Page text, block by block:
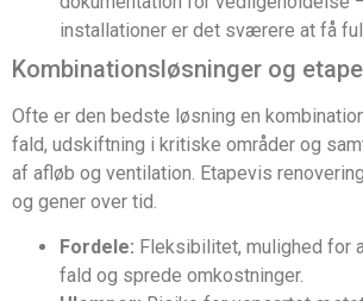
installationer er det sværere at få
Kombinationsløsninger og
Ofte er den bedste løsning en
fald, udskiftning i kritiske områder og
af afløb og ventilation. Etapevis
og gener over tid.
Fordele: Fleksibilitet, mulighed for
fald og sprede omkostninger.